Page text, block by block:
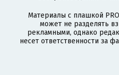
Материалы с плашкой
может не разделять
рекламными, однако
несет ответственности за